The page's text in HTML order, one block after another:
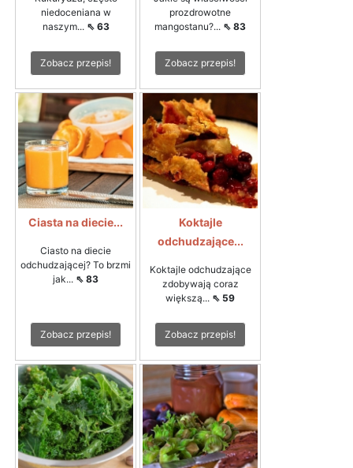
niedoceniana w
naszym... ⇖ 63
Zobacz przepis!
prozdrowotne
mangostanu?... ⇖ 83
Zobacz przepis!
Ciasta na diecie...
Ciasto na diecie
odchudzającej? To brzmi
jak... ⇖ 83
Zobacz przepis!
Koktajle
odchudzające...
Koktajle odchudzające
zdobywają coraz
większą... ⇖ 59
Zobacz przepis!